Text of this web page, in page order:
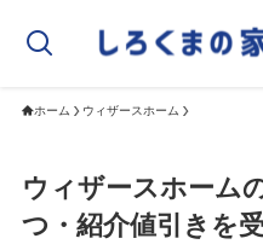
ホーム ウィザースホーム
ウィザースホーム
つ・紹介値引きを